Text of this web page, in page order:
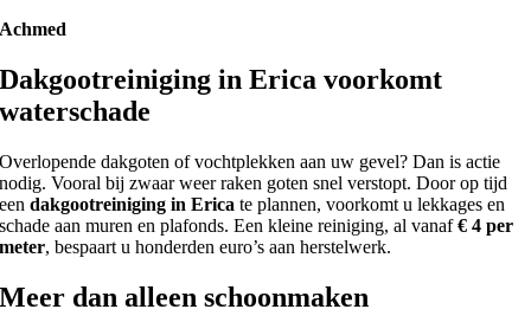
Achmed
Dakgootreiniging in Erica voorkomt
waterschade
Overlopende dakgoten of vochtplekken aan uw gevel? Dan is actie
nodig. Vooral bij zwaar weer raken goten snel verstopt. Door op tijd
eendakgootreiniging in Erica te plannen, voorkomt u lekkages en
schade aan muren en plafonds. Een kleine reiniging, al vanaf€ 4 per
meter, bespaart u honderden euro’s aan herstelwerk.
Meer dan alleen schoonmaken